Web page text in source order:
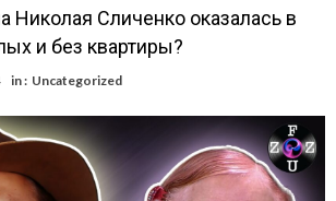
Николая Сличенко оказалась в
и без квартиры?
in : Uncategorized